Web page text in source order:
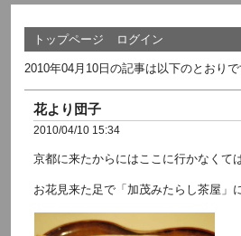
トップページ ログイン
2010年04月10日の記事は以下のとおりで
花より団子
2010/04/10 15:34
京都に来たからにはここに行かなくて
お花見来た足で「加茂みたらし茶屋」